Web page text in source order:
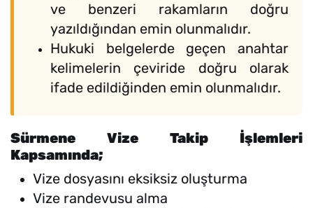
ve benzeri rakamların doğru
yazıldığından emin olunmalıdır.
Hukuki belgelerde geçen anahtar
kelimelerin çeviride doğru olarak
ifade edildiğinden emin olunmalıdır.
Sürmene Vize Takip İşlemleri
Kapsamında;
Vize dosyasını eksiksiz oluşturma
Vize randevusu alma